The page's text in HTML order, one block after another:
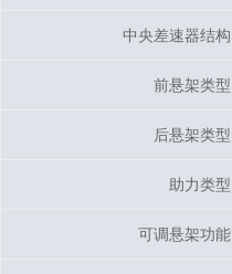
中央差速器结构
前悬架类型
后悬架类型
助力类型
可调悬架功能
中央差速器结构
前悬架类型
后悬架类型
助力类型
可调悬架功能